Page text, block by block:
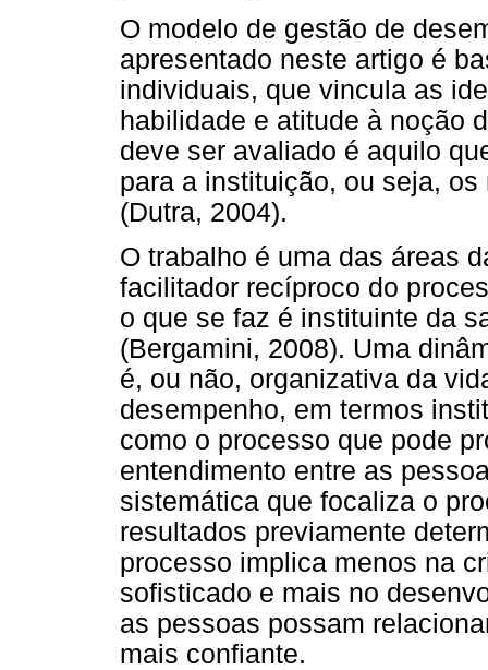
O modelo de gestão de
apresentado neste artigo é
individuais, que vincula as
habilidade e atitude à noção
deve ser avaliado é aquilo
para a instituição, ou seja,
(Dutra, 2004).
O trabalho é uma das áreas
facilitador recíproco do
o que se faz é instituinte da
(Bergamini, 2008). Uma
é, ou não, organizativa da
desempenho, em termos
como o processo que pode
entendimento entre as
sistemática que focaliza o
resultados previamente
processo implica menos na
sofisticado e mais no
as pessoas possam
mais confiante.